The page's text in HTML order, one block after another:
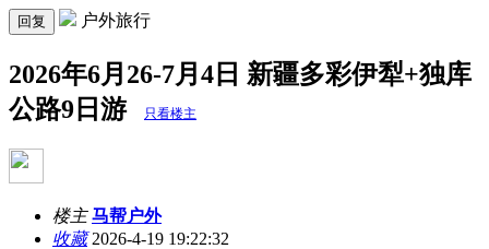
回复 户外旅行
2026年6月26-7月4日 新疆多彩伊犁+独库
公路9日游
只看楼主
楼主 马帮户外
收藏2026-4-19 19:22:32